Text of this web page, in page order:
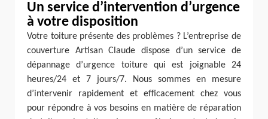
Un service d’intervention d’urgence
à votre disposition
Votre toiture présente des problèmes ? L’entreprise de
couverture Artisan Claude dispose d’un service de
dépannage d’urgence toiture qui est joignable 24
heures/24 et 7 jours/7. Nous sommes en mesure
d’intervenir rapidement et efficacement chez vous
pour répondre à vos besoins en matière de réparation